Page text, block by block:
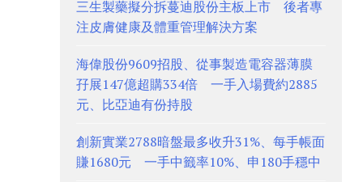
三生製藥擬分拆蔓迪股份主板上市 後者專
注皮膚健康及體重管理解決方案
海偉股份9609招股、從事製造電容器薄膜
孖展147億超購334倍 一手入場費約2885
元、比亞迪有份持股
創新實業2788暗盤最多收升31%、每手帳面
賺1680元 一手中籤率10%、申180手穩中